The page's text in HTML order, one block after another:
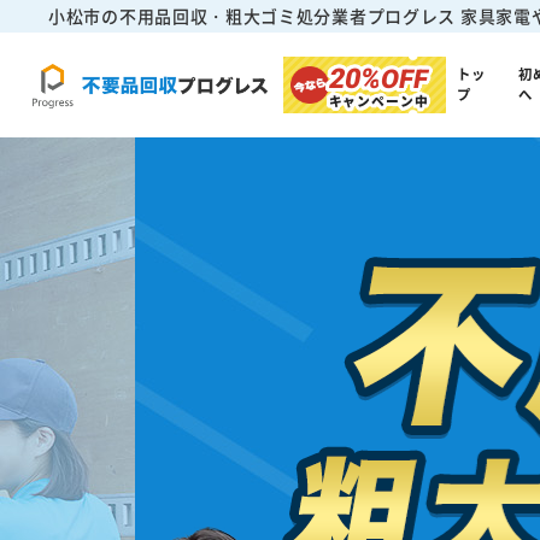
小松市の不用品回収・粗大ゴミ処分業者プログレス 家具家電
20%OFF
キャンペーン中
トッ
プ
初
へ